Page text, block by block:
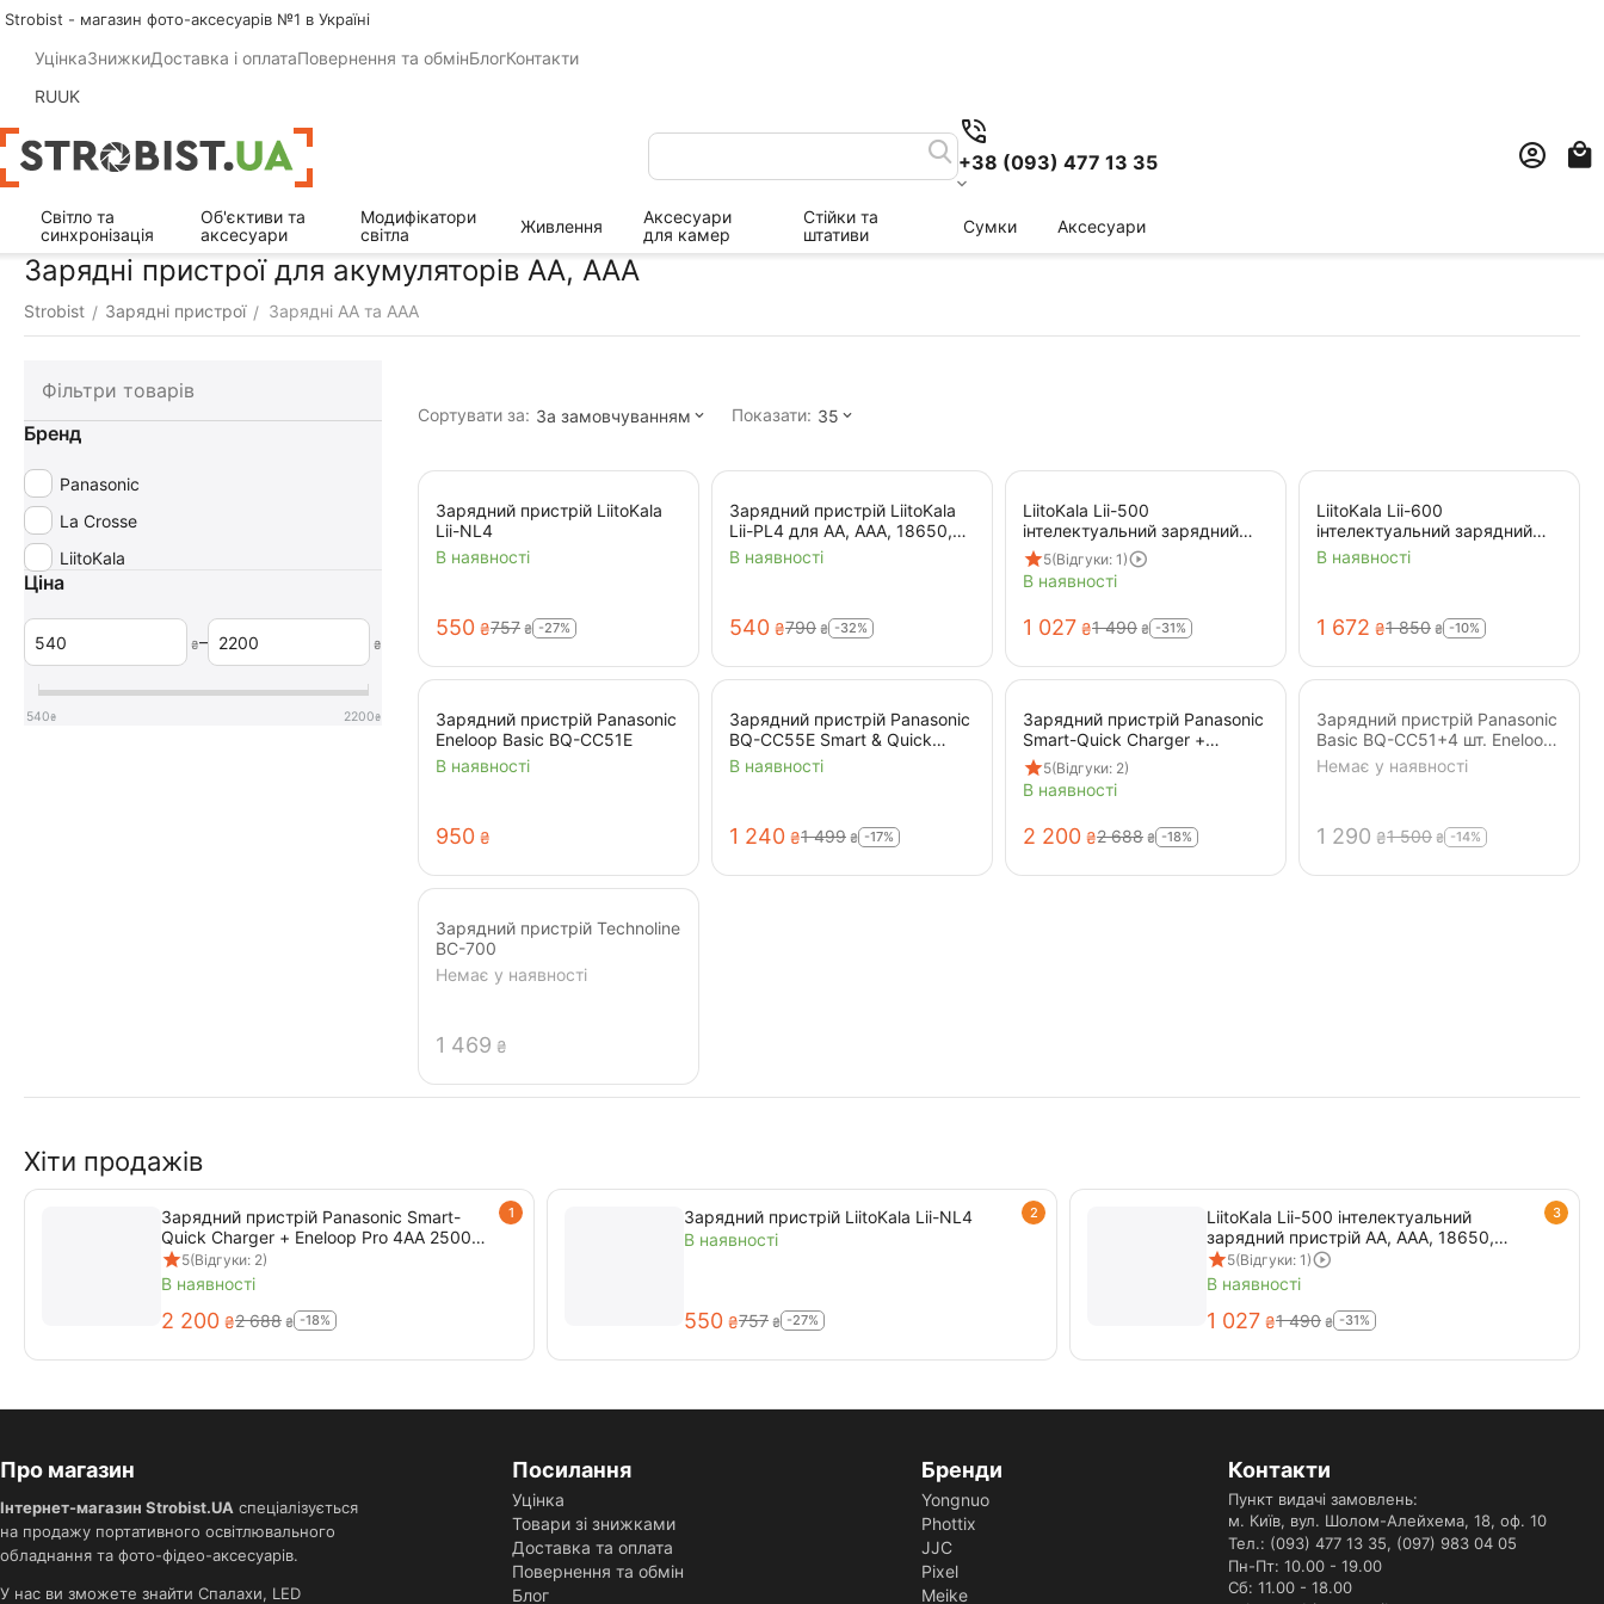
Strobist - магазин фото-аксесуарів №1 в Україні
УцінкаЗнижкиДоставка і оплатаПовернення та обмінБлогКонтакти
RUUK
+38 (093) 477 13 35
Світло та
синхронізація
Об'єктиви та
аксесуари
Модифікатори
світла
Живлення
Аксесуари
для камер
Стійки та
штативи
Сумки Аксесуари
Зарядні пристрої для акумуляторів AA, AAA
Strobist / Зарядні пристрої / Зарядні АА та ААА
Сортувати за: За замовчуванням Показати: 35
Зарядний пристрій LiitoKala
Lii-NL4
В наявності
‍550‍ ₴‍757‍ ₴ -27%
Зарядний пристрій LiitoKala
Lii-PL4 для АА, ААА, 18650,
26650
В наявності
‍540‍ ₴‍790‍ ₴ -32%
LiitoKala Lii-500
інтелектуальний зарядний
пристрій АА, ААА, 18650,
26650
5(Відгуки: 1)
В наявності
1 027 ₴1 490 ₴ -31%
LiitoKala Lii-600
інтелектуальний зарядний
пристрій АА, ААА, 18650,
В наявності
1 672 ₴1 850 ₴ -10%
Зарядний пристрій Panasonic
Eneloop Basic BQ-CC51E
В наявності
‍950‍ ₴
Зарядний пристрій Panasonic
BQ-CC55E Smart & Quick
Charger
В наявності
1 240 ₴1 499 ₴ -17%
Зарядний пристрій Panasonic
Smart-Quick Charger +
Eneloop Pro 4AA 2500 mAh (K-
KJ55HCD40E)
5(Відгуки: 2)
В наявності
2 200 ₴2 688 ₴ -18%
Зарядний пристрій Panasonic
Basic BQ-CC51+4 шт. Eneloop
AA 1900mAh (K-KJ51MCC40E)
Немає у наявності
1 290 ₴1 500 ₴ -14%
Зарядний пристрій Technoline
BC-700
Немає у наявності
1 469 ₴
Фільтри товарів
Бренд
Panasonic
La Crosse
LiitoKala
Ціна
₴– ₴
540₴ 2200₴
Хіти продажів
1
Зарядний пристрій Panasonic Smart-
Quick Charger + Eneloop Pro 4AA 2500
mAh (K-KJ55HCD40E)
5(Відгуки: 2)
В наявності
2 200 ₴2 688 ₴ -18%
2
Зарядний пристрій LiitoKala Lii-NL4
В наявності
‍550‍ ₴‍757‍ ₴ -27%
3
LiitoKala Lii-500 інтелектуальний
зарядний пристрій АА, ААА, 18650,
26650
5(Відгуки: 1)
В наявності
1 027 ₴1 490 ₴ -31%
Про магазин
Інтернет-магазин Strobist.UA спеціалізується
на продажу портативного освітлювального
обладнання та фото-фідео-аксесуарів.
У нас ви зможете знайти Спалахи, LED
Посилання
Уцінка
Товари зі знижками
Доставка та оплата
Повернення та обмін
Блог
Бренди
Yongnuo
Phottix
JJC
Pixel
Meike
Контакти
Пункт видачі замовлень:
м. Київ, вул. Шолом-Алейхема, 18, оф. 10
Тел.: (093) 477 13 35, (097) 983 04 05
Пн-Пт: 10.00 - 19.00
Сб: 11.00 - 18.00